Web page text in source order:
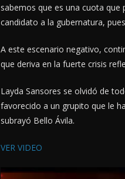
sabemos que es una cuota que
candidato a la gubernatura,
A este escenario negativo,
que deriva en la fuerte crisis
Layda Sansores se olvidó de
favorecido a un grupito que le
subrayó Bello Ávila.
VER VIDEO